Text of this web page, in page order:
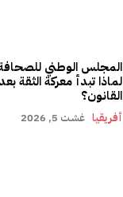
المجلس الوطني
لماذا تبدأ معركة الثقة
القانون؟
أفريقيا غشت 5, 2026